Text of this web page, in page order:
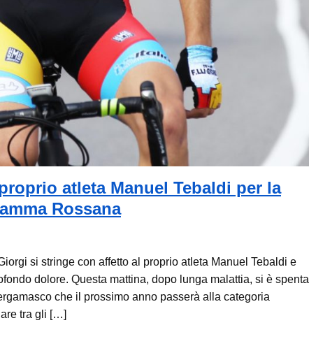
atleta Manuel Tebaldi per la
Rossana
si stringe con affetto al proprio atleta Manuel Tebaldi e
dolore. Questa mattina, dopo lunga malattia, si è spenta
che il prossimo anno passerà alla categoria
tra gli […]